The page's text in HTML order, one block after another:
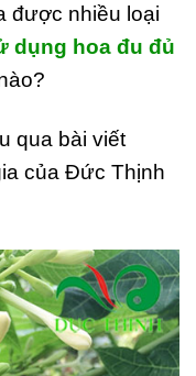
được nhiều loại
dụng hoa đu đủ
qua bài viết
của Đức Thịnh